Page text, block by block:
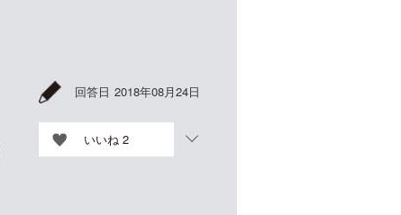
回答日 2018年08月24日
いいね 2